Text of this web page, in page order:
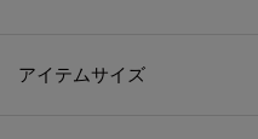
アイテムサイズ